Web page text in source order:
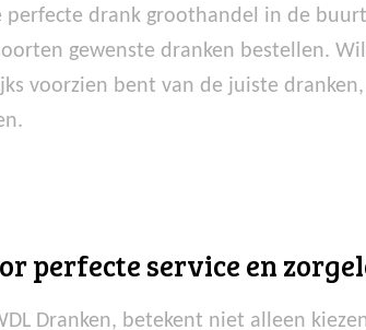
drank groothandel in de
gewenste dranken bestellen.
voorzien bent van de juiste
perfecte service en
Dranken, betekent niet alleen